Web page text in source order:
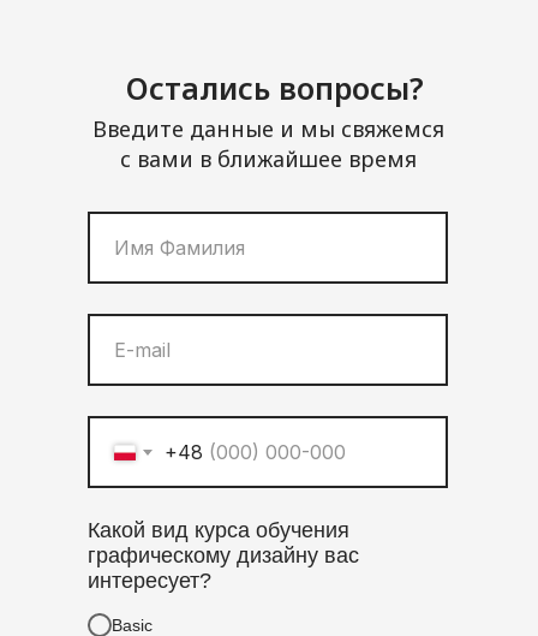
+48
Какой вид курса обучения
графическому дизайну вас
интересует?
Basic
Остались вопросы?
Введите данные и мы свяжемся
с вами в ближайшее время